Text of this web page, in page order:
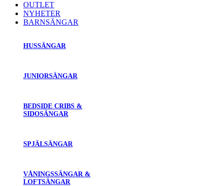
OUTLET
NYHETER
BARNSÄNGAR
HUSSÄNGAR
JUNIORSÄNGAR
BEDSIDE CRIBS &
SIDOSÄNGAR
SPJÄLSÄNGAR
VÅNINGSSÄNGAR &
LOFTSÄNGAR